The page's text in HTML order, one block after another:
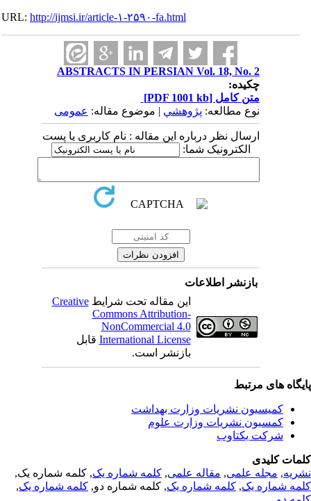
URL:http://ijmsi.ir/article-۱-۲۵۹۰-fa.html
ABSTRACTS IN PERSIAN Vol. 18, No. 2
چکیده:
متن کامل[PDF 1001 kb]
نوع مطالعه:پژوهشي| موضوع مقاله:عمومى
ارسال نظر درباره این مقاله : نام کاربری یا پست
الکترونیک شما:
بازنشر اطلاعات
این مقاله تحت شرایطCreative
Commons Attribution-
NonCommercial 4.0
International Licenseقابل
بازنشر است.
های مرتبط
کمیسیون نشریات وزارت بهداشت
کمسیون نشریات وزارت علوم
شرکت یکتاوب
کلیدی
,مجله علمی, مقاله علمی, کلمه شماره یک, کلمه شماره یک,
شماره یک,کلمه شماره یک, کلمه شماره دو,کلمه شماره یک,